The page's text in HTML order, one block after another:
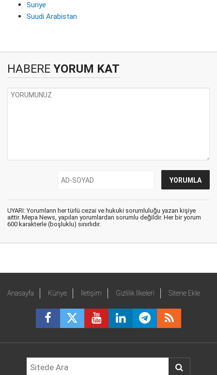
Suriye
Suudi Arabistan
HABERE YORUM KAT
UYARI: Yorumların her türlü cezai ve hukuki sorumluluğu yazan kişiye
aittir. Mepa News, yapılan yorumlardan sorumlu değildir. Her bir yorum
600 karakterle (boşluklu) sınırlıdır.
Anasayfa Künye İletişim Gizlilik İlkeleri Sitene Ekle